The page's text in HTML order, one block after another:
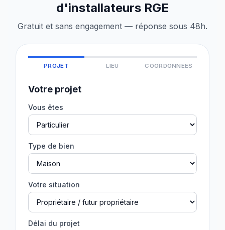
d'installateurs RGE
Gratuit et sans engagement — réponse sous 48h.
PROJET LIEU COORDONNÉES
Votre projet
Vous êtes
Type de bien
Votre situation
Délai du projet